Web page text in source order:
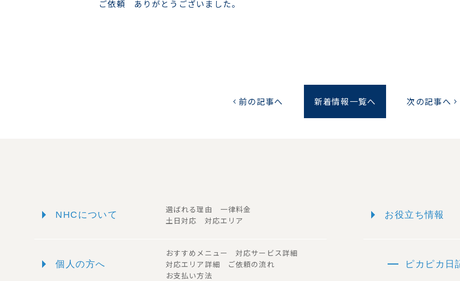
ご依頼 ありがとうございました。
chevron_left前の記事へ 新着情報一覧へ 次の記事へ chevron_right
arrow_right NHCについて
選ばれる理由 一律料金
土日対応 対応エリア
arrow_right 個人の方へ
おすすめメニュー 対応サービス詳細
対応エリア詳細 ご依頼の流れ
お支払い方法
arrow_right お役立ち情報
remove ピカピカ日